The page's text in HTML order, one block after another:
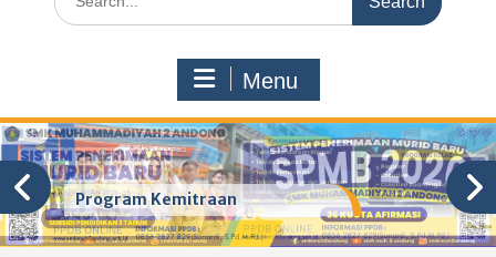
for:
Menu
Program Kemitraan